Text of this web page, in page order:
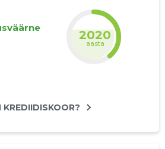
2021
aasta
KREDIIDISKOOR?